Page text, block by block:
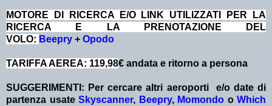
MOTORE DI RICERCA E/O LINK UTILIZZATI PER LA
RICERCA E LA PRENOTAZIONE DEL
VOLO: Beepry + Opodo
TARIFFA AEREA: 119,98€ andata e ritorno a persona
SUGGERIMENTI: Per cercare altri aeroporti e/o date di
partenza usate Skyscanner, Beepry, Momondo o Which